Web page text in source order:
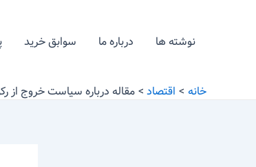
نوشته ها درباره ما سوابق خرید
خانه اقتصاد مقاله درباره سیاست خروج از